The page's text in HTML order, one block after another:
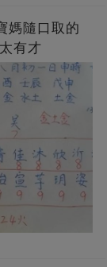
媽隨口取的
有才